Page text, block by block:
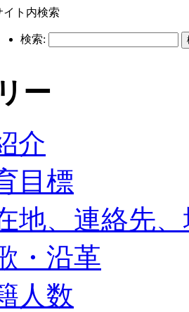
イト内検索
検索:
ー
介
目標
地、連絡先
・沿革
人数